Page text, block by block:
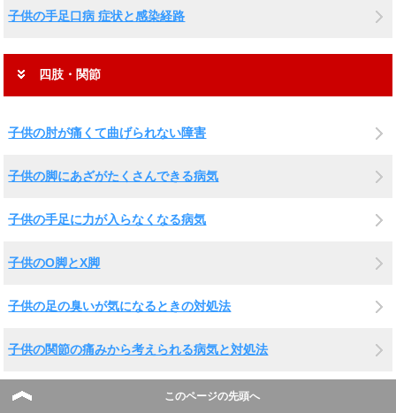
子供の手足口病 症状と感染経路
四肢・関節
子供の肘が痛くて曲げられない障害
子供の脚にあざがたくさんできる病気
子供の手足に力が入らなくなる病気
子供のO脚とX脚
子供の足の臭いが気になるときの対処法
子供の関節の痛みから考えられる病気と対処法
子供の巻き爪の治療法 このページの先頭へ